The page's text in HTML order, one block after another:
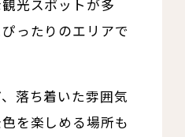
光スポットが多
ったりのエリアで
落ち着いた雰囲気
を楽しめる場所も